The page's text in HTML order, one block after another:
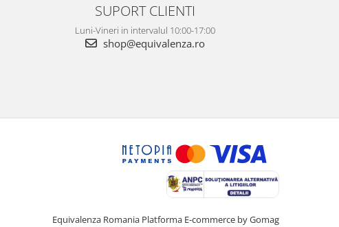
SUPORT CLIENTI
Luni-Vineri in intervalul 10:00-17:00
shop@equivalenza.ro
Equivalenza Romania Platforma E-commerce by Gomag